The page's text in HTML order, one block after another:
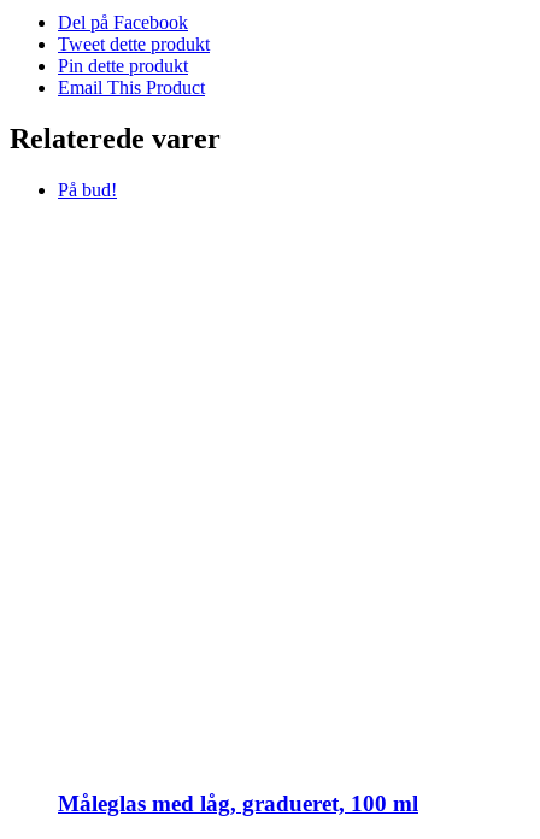
Del på Facebook
Tweet dette produkt
Pin dette produkt
Email This Product
Relaterede varer
På bud!
Måleglas med låg, gradueret, 100 ml